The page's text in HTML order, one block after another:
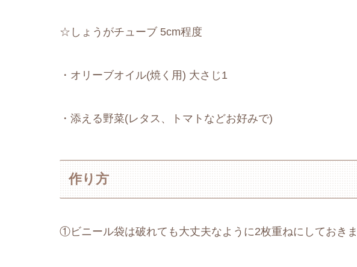
☆しょうがチューブ 5cm程度
・オリーブオイル(焼く用) 大さじ1
・添える野菜(レタス、トマトなどお好みで)
作り方
①ビニール袋は破れても大丈夫なように2枚重ねにしておきま